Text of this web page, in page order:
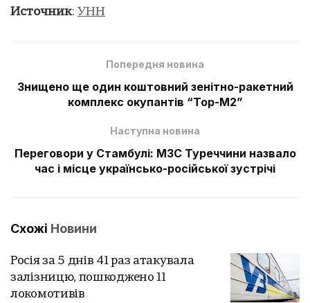
Источник: УНН
Попередня новина
Знищено ще один коштовний зенітно-ракетний
комплекс окупантів “Тор-М2”
Наступна новина
Переговори у Стамбулі: МЗС Туреччини назвало
час і місце українсько-російської зустрічі
Схожі Новини
Росія за 5 днів 41 раз атакувала
залізницю, пошкоджено 11
локомотивів